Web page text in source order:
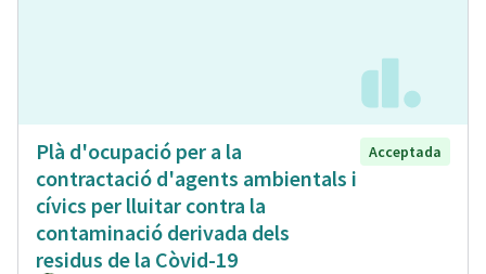
Plà d'ocupació per a la
contractació d'agents ambientals i
cívics per lluitar contra la
contaminació derivada dels
residus de la Còvid-19
Acceptada